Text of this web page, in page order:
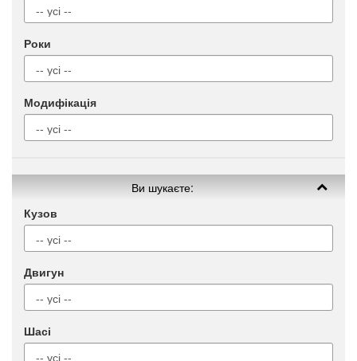
Роки
Модифікація
Ви шукаєте:
Кузов
Двигун
Шасі